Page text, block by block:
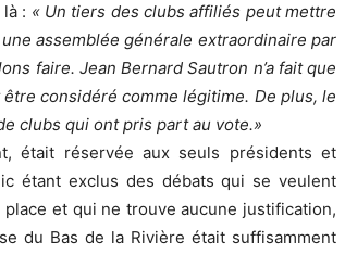
: « Un tiers des clubs affiliés peut mettre
assemblée générale extraordinaire par
faire. Jean Bernard Sautron n’a fait que
considéré comme légitime. De plus, le
clubs qui ont pris part au vote.»
était réservée aux seuls présidents et
étant exclus des débats qui se veulent
et qui ne trouve aucune justification,
du Bas de la Rivière était suffisamment